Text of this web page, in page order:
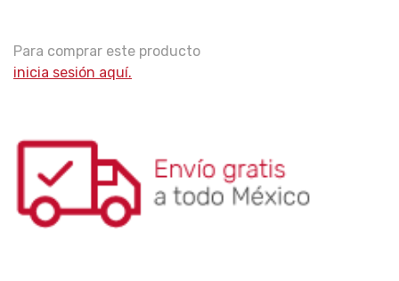
Para comprar este producto
inicia sesión aquí.